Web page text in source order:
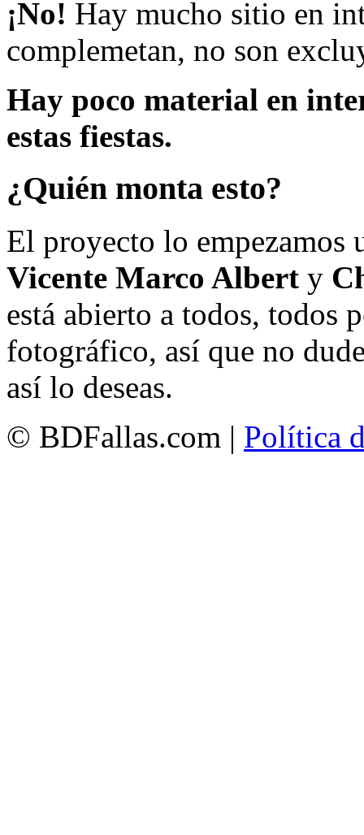
¡No! Hay mucho sitio en
complemetan, no son
Hay poco material en
estas fiestas.
¿Quién monta esto?
El proyecto lo empezamos
Vicente Marco Albert y
está abierto a todos, todos
fotográfico, así que no
así lo deseas.
© BDFallas.com | Política